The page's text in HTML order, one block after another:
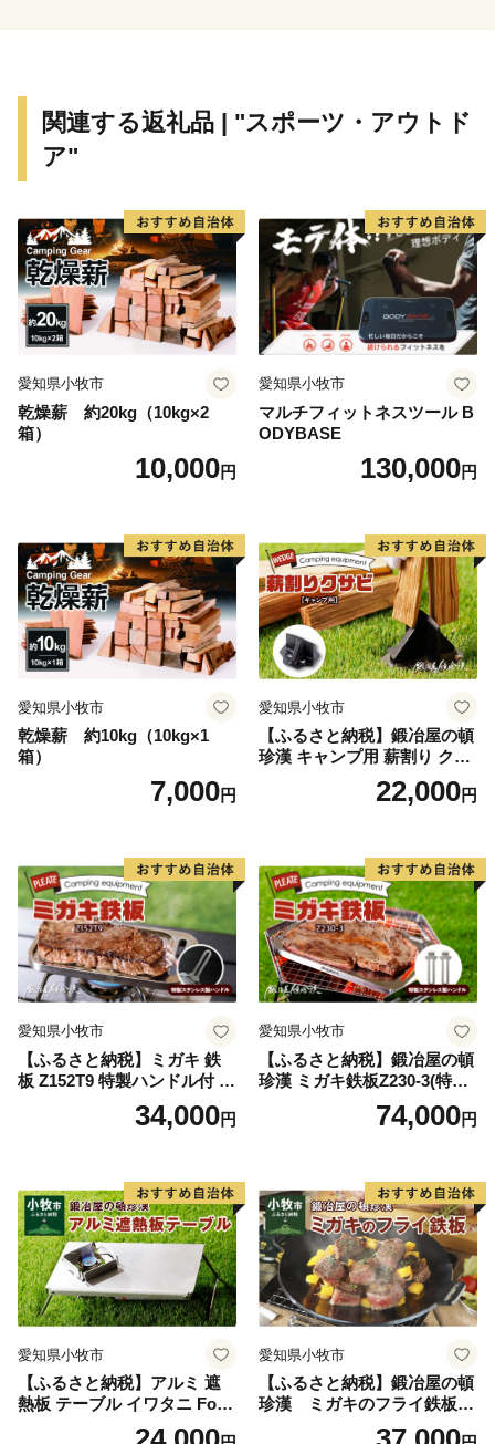
皆さまの想いを、福祉や芸術・文化、環境をはじめさま
いりますので、応援をよろしくお願いいたします。
※本市では、いかなる理由があっても、お申込後の寄附
の取り下げ（キャンセル）及び寄附金の返金は致しかね
ますので御注意ください。
関連する返礼品 | "スポーツ・アウトド
ア"
愛知県小牧市
乾燥薪 約20kg（10kg×2
箱）
10,000円
愛知県小牧市
マルチフィットネスツール B
ODYBASE
130,000円
愛知県小牧市
乾燥薪 約10kg（10kg×1
箱）
7,000円
愛知県小牧市
【ふるさと納税】鍛冶屋の頓
珍漢 キャンプ用 薪割り クサ
ビ 簡単に割れる 転びにくい
ソロキャンプ 女性 お子様 黒
り寄せ 愛知県 小牧市 送料無
料
22,000円
愛知県小牧市
【ふるさと納税】ミガキ 鉄
板 Z152T9 特製ハンドル付 鍛
冶屋の頓珍漢 メスティン収
納可能 キャンプ アウトドア
用品 キャンプギア 鉄板料理
日本製 愛知県 送料無料
34,000円
愛知県小牧市
【ふるさと納税】鍛冶屋の頓
珍漢 ミガキ鉄板Z230-3(特製
ハンドル付)キャンプ アウト
ドア BBQ グランピング 極厚
日本製
74,000円
愛知県小牧市
【ふるさと納税】アルミ 遮
熱板 テーブル イワタニ Fore
Winds Micro Camp Stove F
愛知県小牧市
【ふるさと納税】鍛冶屋の頓
珍漢 ミガキのフライ鉄板
F220S アウトドア キャンプ